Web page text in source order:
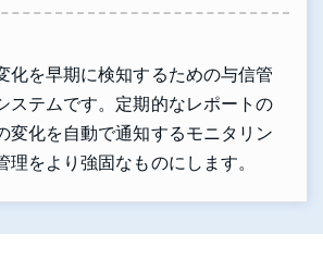
化を早期に検知するための与信管
ステムです。定期的なレポートの
変化を自動で通知するモニタリン
理をより強固なものにします。